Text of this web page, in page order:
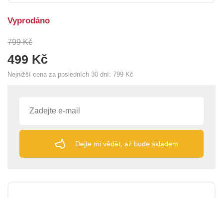
799 Kč
499 Kč
Nejnižší cena za posledních 30 dní: 799 Kč
Vyprodáno
Dejte mi vědět, až bude skladem